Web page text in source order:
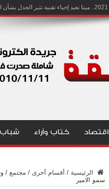
اقتصاد كتاب وآراء
الرئيسية / أقسام أخرى / مجتمع /
سمو الامير